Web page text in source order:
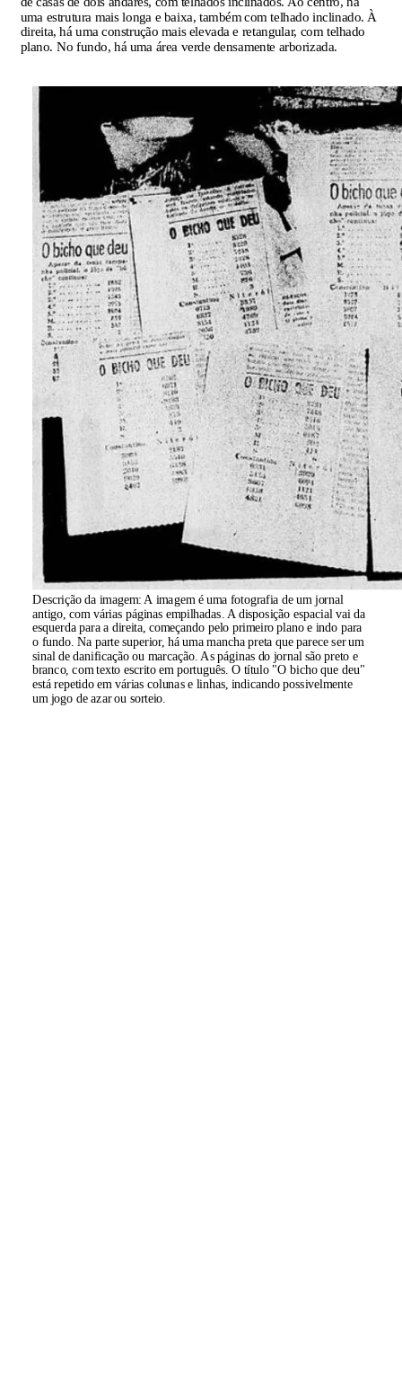
uma estrutura mais longa e baixa, também com telhado inclinado. À
direita, há uma construção mais elevada e retangular, com telhado
plano. No fundo, há uma área verde densamente arborizada.
Descrição da imagem: A imagem é uma fotografia de um jornal
antigo, com várias páginas empilhadas. A disposição espacial vai da
esquerda para a direita, começando pelo primeiro plano e indo para
o fundo. Na parte superior, há uma mancha preta que parece ser um
sinal de danificação ou marcação. As páginas do jornal são preto e
branco, com texto escrito em português. O título "O bicho que deu"
está repetido em várias colunas e linhas, indicando possivelmente
um jogo de azar ou sorteio.